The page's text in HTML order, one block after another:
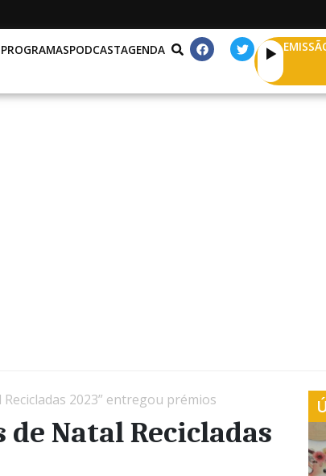
PROGRAMASPODCASTAGENDA
2023” entregou prémios
de Natal Recicladas